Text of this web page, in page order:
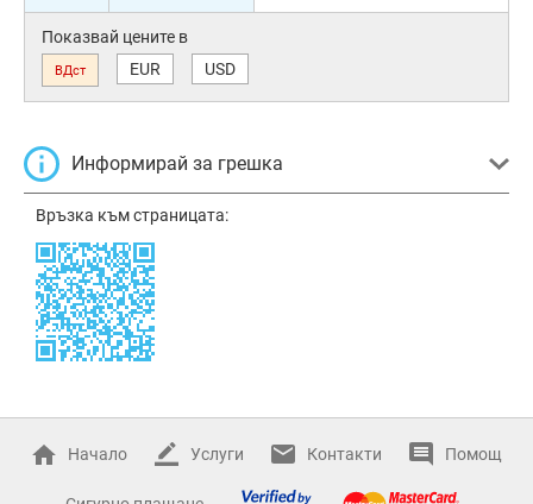
Показвай цените в
ВДст EUR USD
Информирай за грешка
Връзка към страницата:
Начало Услуги Контакти Помощ